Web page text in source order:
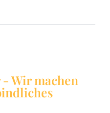
Wir machen